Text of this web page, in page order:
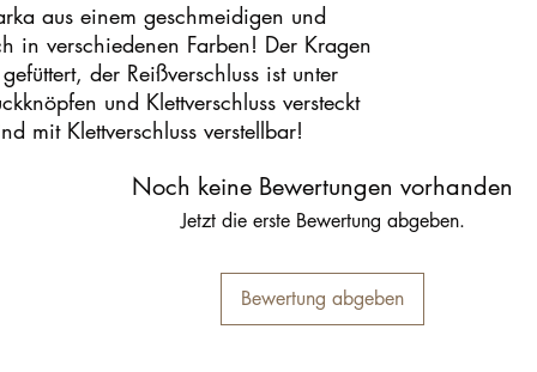
aus einem geschmeidigen und
in verschiedenen Farben! Der Kragen
der Reißverschluss ist unter
und Klettverschluss versteckt
mit Klettverschluss verstellbar!
Noch keine Bewertungen vorhanden
Jetzt die erste Bewertung abgeben.
Bewertung abgeben